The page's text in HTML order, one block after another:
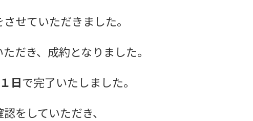
せていただきました。
だき、成約となりました。
１日で完了いたしました。
をしていただき、